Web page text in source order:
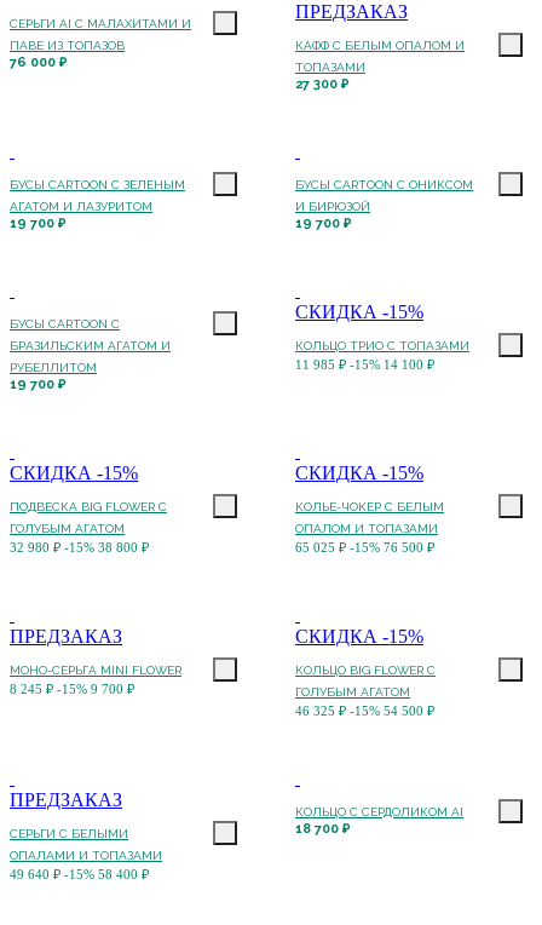
СЕРЬГИ AI С МАЛАХИТАМИ И
ПАВЕ ИЗ ТОПАЗОВ
76 000 ₽
ПРЕДЗАКАЗ
КАФФ С БЕЛЫМ ОПАЛОМ И
ТОПАЗАМИ
27 300 ₽
БУСЫ CARTOON С ЗЕЛЕНЫМ
АГАТОМ И ЛАЗУРИТОМ
19 700 ₽
БУСЫ CARTOON С ОНИКСОМ
И БИРЮЗОЙ
19 700 ₽
БУСЫ CARTOON С
БРАЗИЛЬСКИМ АГАТОМ И
РУБЕЛЛИТОМ
19 700 ₽
СКИДКА -15%
КОЛЬЦО ТРИО С ТОПАЗАМИ
11 985 ₽ -15% 14 100 ₽
СКИДКА -15%
ПОДВЕСКА BIG FLOWER С
ГОЛУБЫМ АГАТОМ
32 980 ₽ -15% 38 800 ₽
СКИДКА -15%
КОЛЬЕ-ЧОКЕР С БЕЛЫМ
ОПАЛОМ И ТОПАЗАМИ
65 025 ₽ -15% 76 500 ₽
ПРЕДЗАКАЗ
МОНО-СЕРЬГА MINI FLOWER
8 245 ₽ -15% 9 700 ₽
СКИДКА -15%
КОЛЬЦО BIG FLOWER C
ГОЛУБЫМ АГАТОМ
46 325 ₽ -15% 54 500 ₽
ПРЕДЗАКАЗ
СЕРЬГИ С БЕЛЫМИ
ОПАЛАМИ И ТОПАЗАМИ
49 640 ₽ -15% 58 400 ₽
КОЛЬЦО С CЕРДОЛИКОМ AI
18 700 ₽